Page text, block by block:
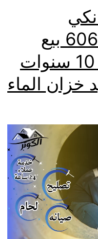
بالكويت 60651553 بيع
خزانات بالكفالة 10 سنوات
خزان الماء